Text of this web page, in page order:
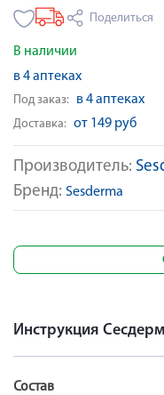
Производитель:
Бренд: Sesderma
Поделиться
В наличии
в 4 аптеках
Под заказ: в 4 аптеках
Доставка: от 149 руб
Инструкция
Состав